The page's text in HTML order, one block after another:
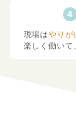
現場はやりが
楽しく働いて